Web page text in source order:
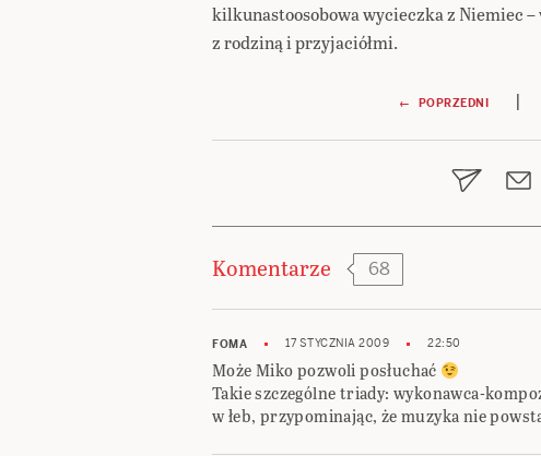
kilkunastoosobowa wycieczka z Niemiec
z rodziną i przyjaciółmi.
wpisu
← POPRZEDNI |
Komentarze 68
FOMA 17 STYCZNIA 2009 22:50
Może Miko pozwoli posłuchać
Takie szczególne triady: wykonawca-
w łeb, przypominając, że muzyka nie